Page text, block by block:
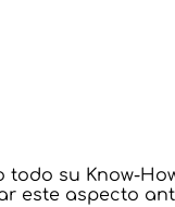
todo su Know-
este aspecto